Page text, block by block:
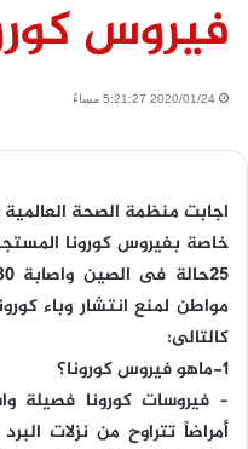
فيروس
2020/01/24 5:21:27 مساءً
خاصة بفيروس كورونا
مواطن لمنع انتشار وباء
كالتالى:
1-ماهو فيروس كورونا؟
– فيروسات كورونا فصيلة
أمراضاً تتراوح من نزلات